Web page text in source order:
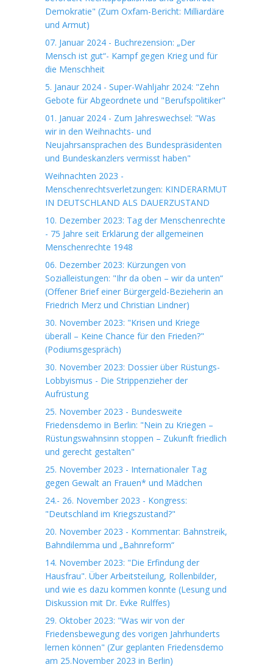
Demokratie" (Zum Oxfam-Bericht: Milliardäre
und Armut)
07. Januar 2024 - Buchrezension: „Der
Mensch ist gut“- Kampf gegen Krieg und für
die Menschheit
5. Janaur 2024 - Super-Wahljahr 2024: "Zehn
Gebote für Abgeordnete und "Berufspolitiker"
01. Januar 2024 - Zum Jahreswechsel: "Was
wir in den Weihnachts- und
Neujahrsansprachen des Bundespräsidenten
und Bundeskanzlers vermisst haben"
Weihnachten 2023 -
Menschenrechtsverletzungen: KINDERARMUT
IN DEUTSCHLAND ALS DAUERZUSTAND
10. Dezember 2023: Tag der Menschenrechte
- 75 Jahre seit Erklärung der allgemeinen
Menschenrechte 1948
06. Dezember 2023: Kürzungen von
Sozialleistungen: "Ihr da oben – wir da unten“
(Offener Brief einer Bürgergeld-Bezieherin an
Friedrich Merz und Christian Lindner)
30. November 2023: "Krisen und Kriege
überall – Keine Chance für den Frieden?"
(Podiumsgespräch)
30. November 2023: Dossier über Rüstungs-
Lobbyismus - Die Strippenzieher der
Aufrüstung
25. November 2023 - Bundesweite
Friedensdemo in Berlin: "Nein zu Kriegen –
Rüstungswahnsinn stoppen – Zukunft friedlich
und gerecht gestalten"
25. November 2023 - Internationaler Tag
gegen Gewalt an Frauen* und Mädchen
24.- 26. November 2023 - Kongress:
"Deutschland im Kriegszustand?"
20. November 2023 - Kommentar: Bahnstreik,
Bahndilemma und „Bahnreform“
14. November 2023: "Die Erfindung der
Hausfrau". Über Arbeitsteilung, Rollenbilder,
und wie es dazu kommen konnte (Lesung und
Diskussion mit Dr. Evke Rulffes)
29. Oktober 2023: "Was wir von der
Friedensbewegung des vorigen Jahrhunderts
lernen können" (Zur geplanten Friedensdemo
am 25.November 2023 in Berlin)